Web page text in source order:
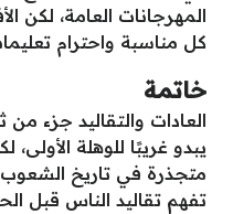
المهرجانات العامة، لكن
كل مناسبة واحترام
خاتمة
العادات والتقاليد جزء من
يبدو غريبًا للوهلة
متجذرة في تاريخ
تفهم تقاليد الناس قبل